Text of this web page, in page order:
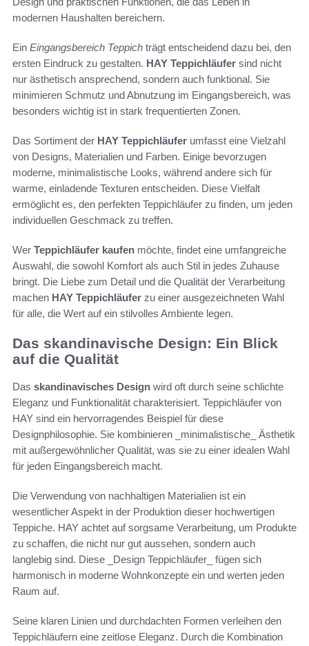
modernen Haushalten bereichern.
Ein Eingangsbereich Teppich trägt entscheidend dazu bei, den
ersten Eindruck zu gestalten. HAY Teppichläufer sind nicht
nur ästhetisch ansprechend, sondern auch funktional. Sie
minimieren Schmutz und Abnutzung im Eingangsbereich, was
besonders wichtig ist in stark frequentierten Zonen.
Das Sortiment der HAY Teppichläufer umfasst eine Vielzahl
von Designs, Materialien und Farben. Einige bevorzugen
moderne, minimalistische Looks, während andere sich für
warme, einladende Texturen entscheiden. Diese Vielfalt
ermöglicht es, den perfekten Teppichläufer zu finden, um jeden
individuellen Geschmack zu treffen.
Wer Teppichläufer kaufen möchte, findet eine umfangreiche
Auswahl, die sowohl Komfort als auch Stil in jedes Zuhause
bringt. Die Liebe zum Detail und die Qualität der Verarbeitung
machen HAY Teppichläufer zu einer ausgezeichneten Wahl
für alle, die Wert auf ein stilvolles Ambiente legen.
Das skandinavische Design: Ein Blick
auf die Qualität
Das skandinavisches Design wird oft durch seine schlichte
Eleganz und Funktionalität charakterisiert. Teppichläufer von
HAY sind ein hervorragendes Beispiel für diese
Designphilosophie. Sie kombinieren _minimalistische_ Ästhetik
mit außergewöhnlicher Qualität, was sie zu einer idealen Wahl
für jeden Eingangsbereich macht.
Die Verwendung von nachhaltigen Materialien ist ein
wesentlicher Aspekt in der Produktion dieser hochwertigen
Teppiche. HAY achtet auf sorgsame Verarbeitung, um Produkte
zu schaffen, die nicht nur gut aussehen, sondern auch
langlebig sind. Diese _Design Teppichläufer_ fügen sich
harmonisch in moderne Wohnkonzepte ein und werten jeden
Raum auf.
Seine klaren Linien und durchdachten Formen verleihen den
Teppichläufern eine zeitlose Eleganz. Durch die Kombination